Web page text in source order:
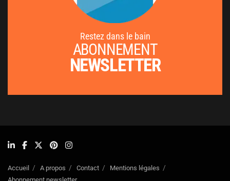
Restez dans le bain
ABONNEMENT
NEWSLETTER
Accueil A propos Contact
Mentions légales